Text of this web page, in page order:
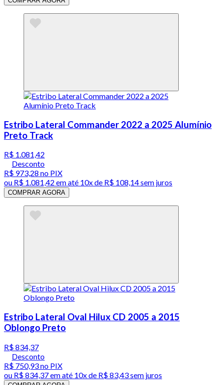
Estribo Lateral Commander 2022 a 2025 Alumínio
Preto Track
R$ 1.081,42
Desconto
R$ 973,28 no PIX
ou R$ 1.081,42 em até 10x de R$ 108,14 sem juros
COMPRAR AGORA
Estribo Lateral Oval Hilux CD 2005 a 2015
Oblongo Preto
R$ 834,37
Desconto
R$ 750,93no PIX
ou R$ 834,37em até 10x de R$ 83,43 sem juros